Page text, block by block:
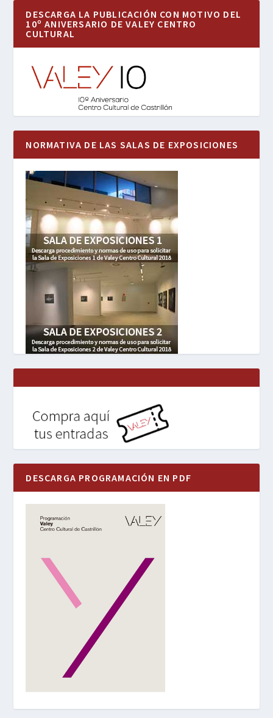
DESCARGA LA PUBLICACIÓN CON MOTIVO DEL
10º ANIVERSARIO DE VALEY CENTRO
CULTURAL
NORMATIVA DE LAS SALAS DE EXPOSICIONES
DESCARGA PROGRAMACIÓN EN PDF